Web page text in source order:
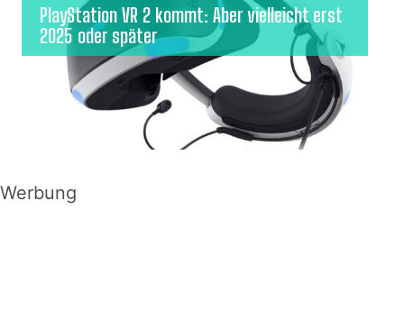
PlayStation VR 2 kommt: Aber vielleicht erst
2025 oder später
Werbung